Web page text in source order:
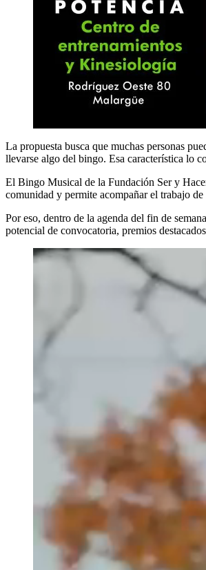
La propuesta busca que muchas personas
llevarse algo del bingo. Esa característica lo
El Bingo Musical de la Fundación Ser y
comunidad y permite acompañar el trabajo
Por eso, dentro de la agenda del fin de
potencial de convocatoria, premios